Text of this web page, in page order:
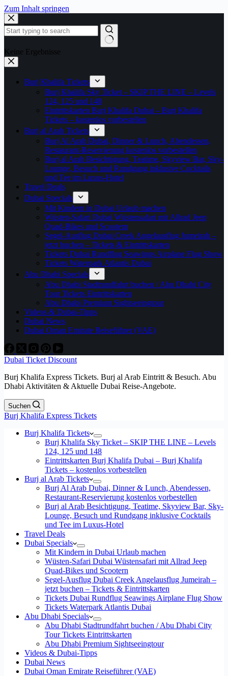
Zum Inhalt springen
Keine Ergebnisse
Burj Khalifa Tickets
Burj Khalifa Sky Ticket – SKIP THE LINE – Levels
124, 125 und 148
Eintrittskarten Burj Khalifa Dubai – Burj Khalifa
Tickets – kostenlos vorbestellen
Burj al Arab Tickets
Burj Al Arab Dubai, Dinner & Lunch, Abendessen,
Restaurant-Reservierung kostenlos vorbestellen
Burj al Arab Besichtigung, Teatime, Skyview Bar, Sky-
Lounge, Besuch und Rundgang inklusive Cocktails
und Tee im Luxus-Hotel
Travel Deals
Dubai Specials
Mit Kindern in Dubai Urlaub machen
Wüsten-Safari Dubai Wüstensafari mit Allrad Jeep
Quad-Bikes und Scootern
Segel-Ausflug Dubai Creek Angelausflug Jumeirah –
jetzt buchen – Tickets & Eintrittskarten
Tickets Dubai Rundflug Seawings Airplane Flug Show
Tickets Waterpark Atlantis Dubai
Abu Dhabi Specials
Abu Dhabi Stadtrundfahrt buchen / Abu Dhabi City
Tour Tickets Eintrittskarten
Abu Dhabi Premium Sightseeingtour
Videos & Dubai-Tipps
Dubai News
Dubai Oman Emirate Reiseführer (VAE)
Dubai Ticket Discount
Burj Khalifa Express Tickets. Burj al Arab Eintritt & Besuch. Abu
Dhabi Aktivitäten & Aktuelle Dubai Reise-Angebote.
Suchen
Burj Khalifa Express Tickets
Burj Khalifa Tickets
Burj Khalifa Sky Ticket – SKIP THE LINE – Levels
124, 125 und 148
Eintrittskarten Burj Khalifa Dubai – Burj Khalifa
Tickets – kostenlos vorbestellen
Burj al Arab Tickets
Burj Al Arab Dubai, Dinner & Lunch, Abendessen,
Restaurant-Reservierung kostenlos vorbestellen
Burj al Arab Besichtigung, Teatime, Skyview Bar, Sky-
Lounge, Besuch und Rundgang inklusive Cocktails
und Tee im Luxus-Hotel
Travel Deals
Dubai Specials
Mit Kindern in Dubai Urlaub machen
Wüsten-Safari Dubai Wüstensafari mit Allrad Jeep
Quad-Bikes und Scootern
Segel-Ausflug Dubai Creek Angelausflug Jumeirah –
jetzt buchen – Tickets & Eintrittskarten
Tickets Dubai Rundflug Seawings Airplane Flug Show
Tickets Waterpark Atlantis Dubai
Abu Dhabi Specials
Abu Dhabi Stadtrundfahrt buchen / Abu Dhabi City
Tour Tickets Eintrittskarten
Abu Dhabi Premium Sightseeingtour
Videos & Dubai-Tipps
Dubai News
Dubai Oman Emirate Reiseführer (VAE)